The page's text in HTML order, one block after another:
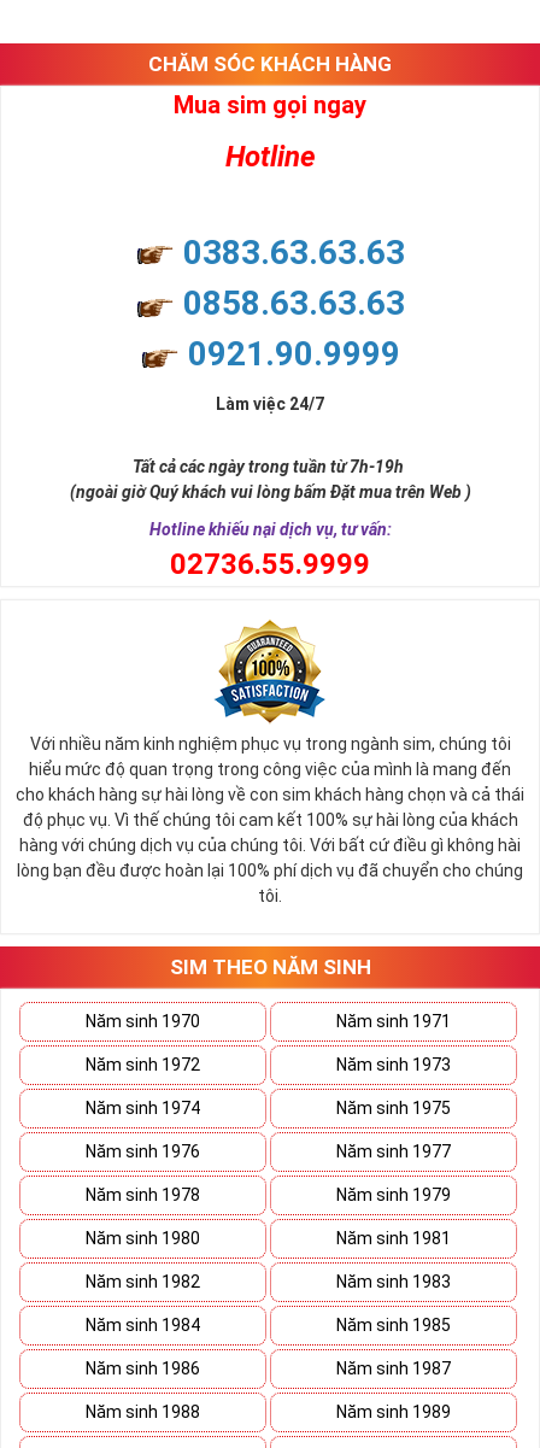
như sự sắp xếp của các con số trong sim.
Ý nghĩa sim tứ quý 2
nhiều thành công, thăng tiến hơn.
và tính hai mặt. Số 2 thúc giục chúng ta lựa chọn, dựa vào những
đời, nơi bạn phải đưa ra những quyết định quan trọng.
Ý nghĩa sim tứ quý 2
Theo quan niệm phong thủy
Số 2 tượng trưng cho sự cân bằng, hài hòa của âm dương và đất
trời. Sự cân bằng này giúp cho mọi việc đều thuận lợi và mang lại
nhiều may mắn trong cuộc sống và kinh doanh.
Số 2 còn biểu trưng cho lòng tốt, sự ổn định và tính hai mặt của
mọi vấn đề. Số 2 giúp cho họ có được sự lựa chọn, để đưa ra
những hướng giải quyết đúng đắn nhắt.
tứ 2 cùng xuất hiện trong một dãy số sim càng giúp cho ý nghĩa
sim tứ quýtăng lên gấp bội. Sở hữu sim Tứ Quý 2 giúp khích lệ tinh
thần người sở hữu là không sợ bất cứ điều gì mà hãy cứ làm thì
mọi điều tốt đẹp và may mắn ắt sẽ đến.
Lợi ích sim Tứ Quý 2 mang lại là gì?
CHĂM SÓC KHÁCH HÀNG
Mua sim gọi ngay
Hotline
0383.63.63.63
0858.63.63.63
0921.90.9999
Làm việc 24/7
Tất cả các ngày trong tuần từ 7h-19h
(ngoài giờ Quý khách vui lòng bấm Đặt mua trên Web )
Hotline khiếu nại dịch vụ, tư vấn:
02736.55.9999
Với nhiều năm kinh nghiệm phục vụ trong ngành sim, chúng tôi
hiểu mức độ quan trọng trong công việc của mình là mang đến
cho khách hàng sự hài lòng về con sim khách hàng chọn và cả thái
độ phục vụ. Vì thế chúng tôi cam kết 100% sự hài lòng của khách
hàng với chúng dịch vụ của chúng tôi. Với bất cứ điều gì không hài
lòng bạn đều được hoàn lại 100% phí dịch vụ đã chuyển cho chúng
tôi.
SIM THEO NĂM SINH
Năm sinh 1970 Năm sinh 1971
Năm sinh 1972 Năm sinh 1973
Năm sinh 1974 Năm sinh 1975
Năm sinh 1976 Năm sinh 1977
Năm sinh 1978 Năm sinh 1979
Năm sinh 1980 Năm sinh 1981
Năm sinh 1982 Năm sinh 1983
Năm sinh 1984 Năm sinh 1985
Năm sinh 1986 Năm sinh 1987
Năm sinh 1988 Năm sinh 1989